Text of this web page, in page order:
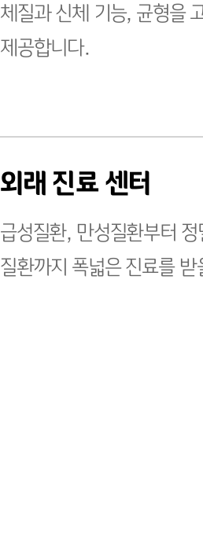
체질과 신체 기능, 균형을
제공합니다.
외래 진료 센터
급성질환, 만성질환부터
질환까지 폭넓은 진료를